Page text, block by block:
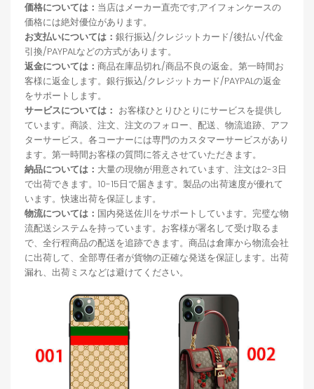
価格については： 当店はメーカー直売です,アイフォンケースの
価格には絶対優位があります。
お支払いについては： 銀行振込/クレジットカード/後払い/代金
引換/PAYPALなどの方式があります。
返金については： 商品在庫品切れ/商品不良の返金。第一時間お
客様に返金します。銀行振込/クレジットカード/PAYPALの返金
をサポートします。
サービスについては： お客様ひとりひとりにサービスを提供し
ています。商談、注文、注文のフォロー、配送、物流追跡、アフ
ターサービス。各コーナーには専門のカスタマーサービスがあり
ます。第一時間お客様の質問に答えさせていただきます。
納品については： 大量の現物が用意されています、注文は2-3日
で出荷できます。10-15日で届きます。製品の出荷速度が優れて
います。快速出荷を保証します。
物流については： 国内発送佐川をサポートしています。完璧な物
流配送システムを持っています。お客様が署名して受け取るま
で、全行程商品の配送を追跡できます。商品は倉庫から物流会社
に出荷して、全部専任者が貨物の正確な発送を保証します。出荷
漏れ、出荷ミスなどは避けてください。